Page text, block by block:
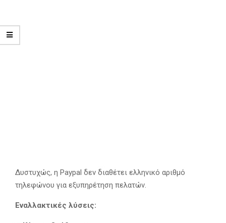
Δυστυχώς, η Paypal δεν διαθέτει ελληνικό αριθμό
τηλεφώνου για εξυπηρέτηση πελατών.
Εναλλακτικές λύσεις: